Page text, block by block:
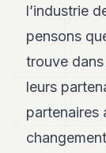
VIVRE
ARTS
IMMOBILIER
l’industrie
pensons
trouve
leurs
partenaires